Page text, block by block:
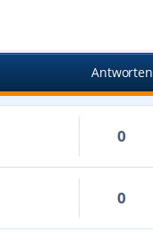
Antworten
0
0